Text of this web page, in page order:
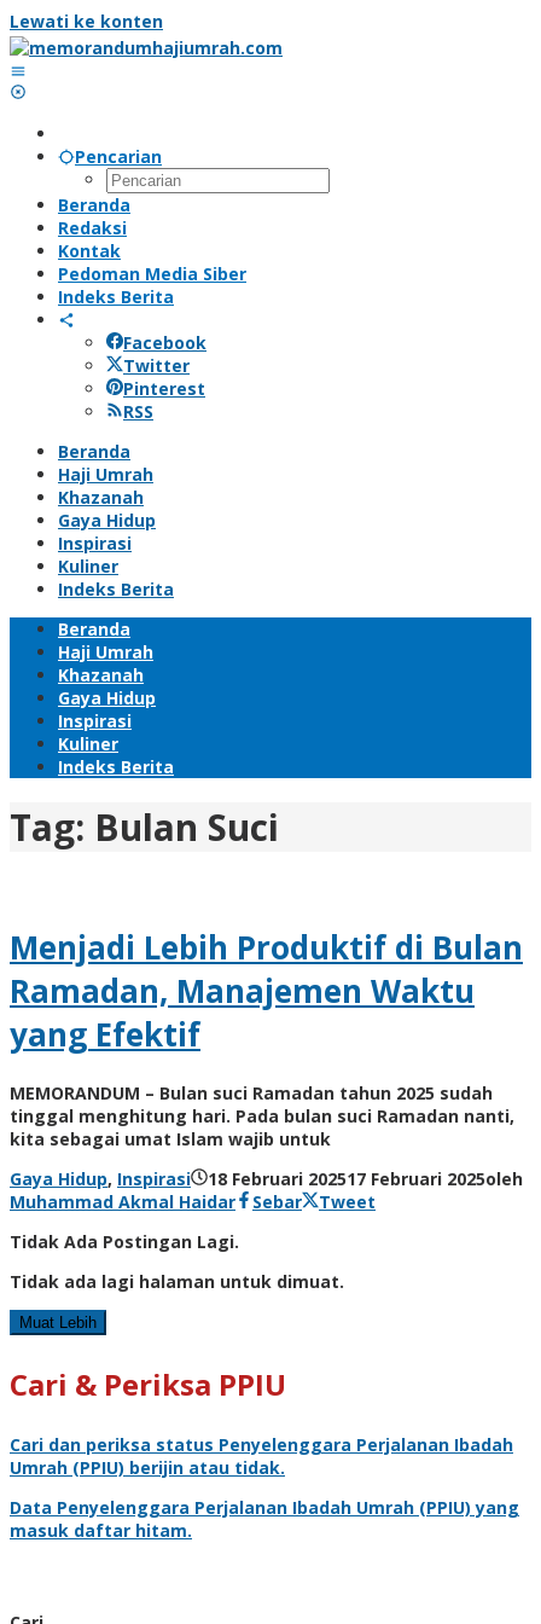
Lewati ke konten
Pencarian
Beranda
Redaksi
Kontak
Pedoman Media Siber
Indeks Berita
Facebook
Twitter
Pinterest
RSS
Beranda
Haji Umrah
Khazanah
Gaya Hidup
Inspirasi
Kuliner
Indeks Berita
Beranda
Haji Umrah
Khazanah
Gaya Hidup
Inspirasi
Kuliner
Indeks Berita
Tag: Bulan Suci
Menjadi Lebih Produktif di Bulan
Ramadan, Manajemen Waktu
yang Efektif
MEMORANDUM – Bulan suci Ramadan tahun 2025 sudah
tinggal menghitung hari. Pada bulan suci Ramadan nanti,
kita sebagai umat Islam wajib untuk
Gaya Hidup, Inspirasi 18 Februari 202517 Februari 2025oleh
Muhammad Akmal Haidar
Sebar
Tweet
Tidak Ada Postingan Lagi.
Tidak ada lagi halaman untuk dimuat.
Muat Lebih
Cari & Periksa PPIU
Cari dan periksa status Penyelenggara Perjalanan Ibadah
Umrah (PPIU) berijin atau tidak.
Data Penyelenggara Perjalanan Ibadah Umrah (PPIU) yang
masuk daftar hitam.